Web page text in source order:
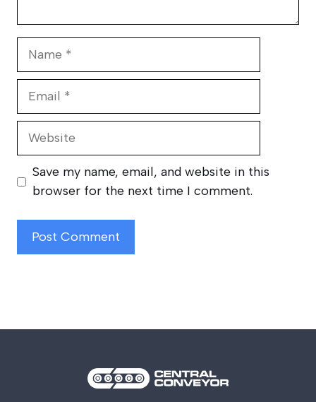
Website
Save my name, email, and website in this
browser for the next time I comment.